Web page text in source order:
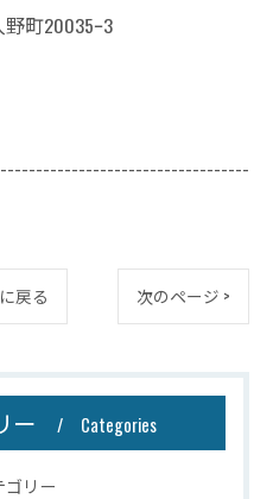
町20035ｰ3
戻る 次のページ >
ー Categories
ゴリー